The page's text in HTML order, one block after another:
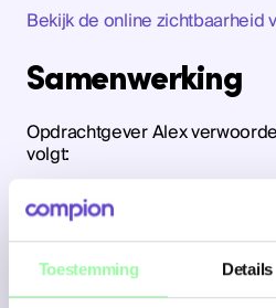
Toestemming Details
Bekijk de online zichtbaarheid
Samenwerking
Opdrachtgever Alex
volgt:
De samenwerking met
Dit was ook het geval tijdens
nieuwe website. Ze luisterden
met onze wensen. Dit werd
voorstel in zowel kwaliteit als